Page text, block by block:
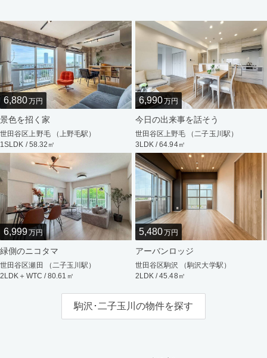
6,880万円
景色を招く家
世田谷区上野毛 （上野毛駅）
1SLDK / 58.32㎡
6,990万円
今日の出来事を話そう
世田谷区上野毛 （二子玉川駅）
3LDK / 64.94㎡
6,999万円
緑側のニコタマ
世田谷区瀬田 （二子玉川駅）
2LDK＋WTC / 80.61㎡
5,480万円
アーバンロッジ
世田谷区駒沢 （駒沢大学駅）
2LDK / 45.48㎡
駒沢･二子玉川の物件を探す